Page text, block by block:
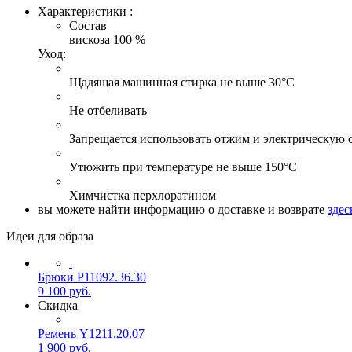
Характеристики :
Состав
вискоза 100 %
Уход:
Щадящая машинная стирка не выше 30°С
Не отбеливать
Запрещается использовать отжим и электрическую
Утюжить при температуре не выше 150°С
Химчистка перхлоратином
вы можете найти информацию о доставке и возврате
Идеи для образа
Брюки Р11092.36.30
9 100 руб.
Скидка
Ремень Y1211.20.07
1 900 руб.